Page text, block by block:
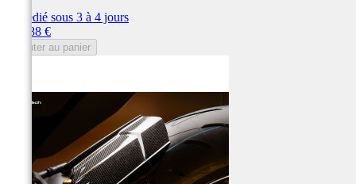
Expédié sous 3 à 4 jours
218,88 €
Ajouter au panier